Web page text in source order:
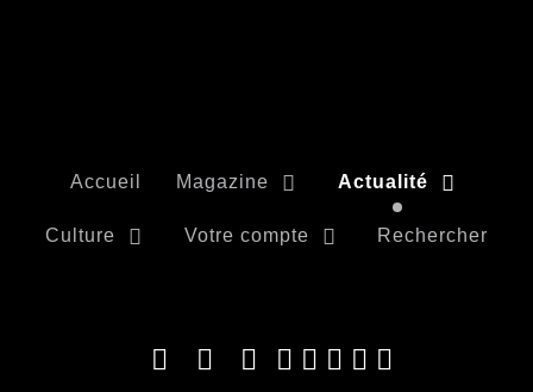
Accueil Magazine Actualité
Culture Votre compte Rechercher